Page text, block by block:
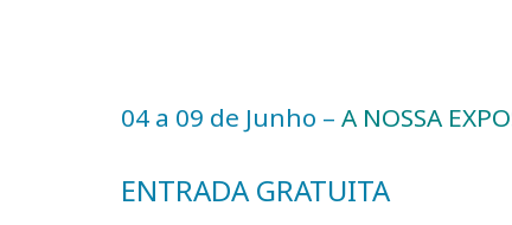
04 a 09 de Junho – A NOSSA
ENTRADA GRATUITA